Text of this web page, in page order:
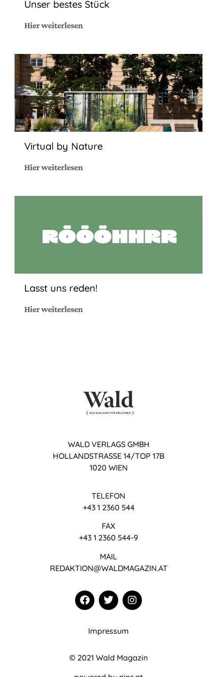
Unser bestes Stück
Hier weiterlesen
Virtual by Nature
Hier weiterlesen
Lasst uns reden!
Hier weiterlesen
WALD VERLAGS GMBH
HOLLANDSTRASSE 14/TOP 17B
1020 WIEN
TELEFON
+43 1 2360 544
FAX
+43 1 2360 544-9
MAIL
REDAKTION@WALDMAGAZIN.AT
Impressum
© 2021 Wald Magazin